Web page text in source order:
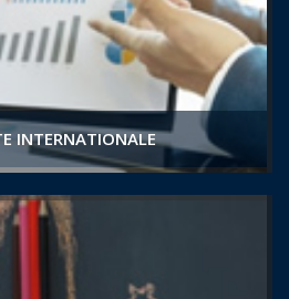
INTERNATIONALE